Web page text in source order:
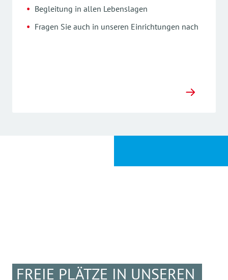
Begleitung in allen Lebenslagen
Fragen Sie auch in unseren Einrichtungen nach
FREIE PLÄTZE IN UNSEREN